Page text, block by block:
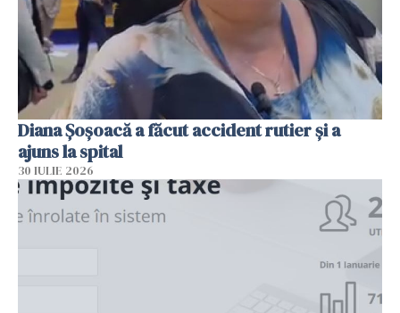
Diana Șoșoacă a făcut accident rutier și a
ajuns la spital
30 IULIE 2026